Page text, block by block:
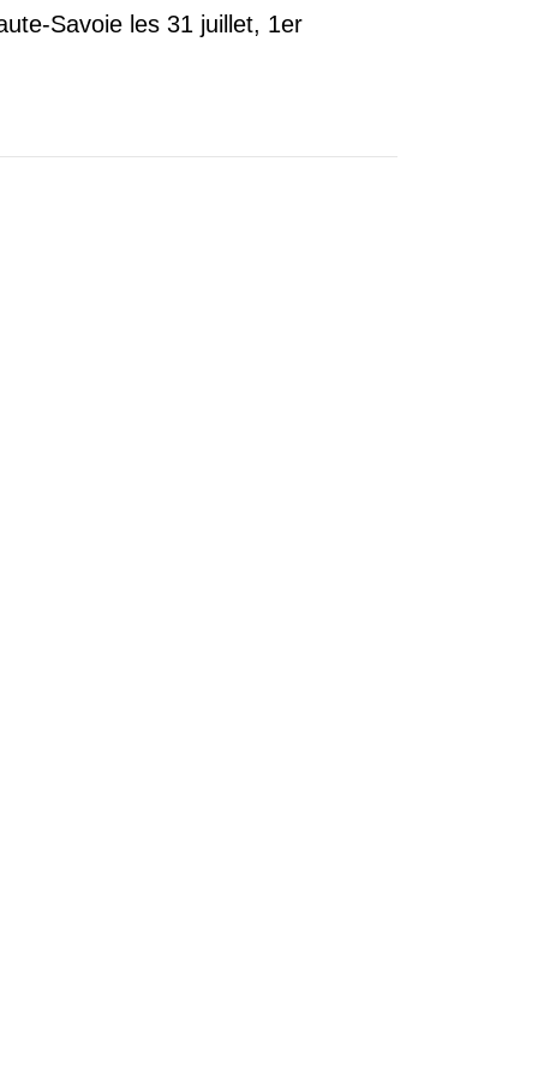
Savoie les 31 juillet, 1er